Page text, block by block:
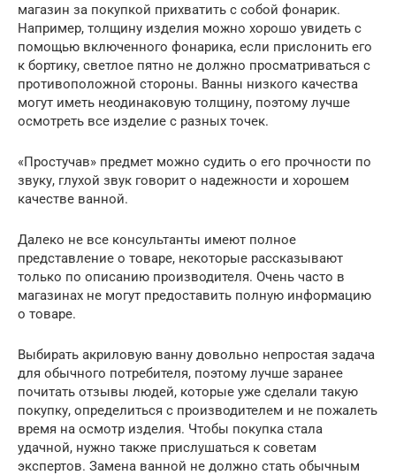
магазин за покупкой прихватить с собой фонарик.
Например, толщину изделия можно хорошо увидеть с
помощью включенного фонарика, если прислонить его
к бортику, светлое пятно не должно просматриваться с
противоположной стороны. Ванны низкого качества
могут иметь неодинаковую толщину, поэтому лучше
осмотреть все изделие с разных точек.
«Простучав» предмет можно судить о его прочности по
звуку, глухой звук говорит о надежности и хорошем
качестве ванной.
Далеко не все консультанты имеют полное
представление о товаре, некоторые рассказывают
только по описанию производителя. Очень часто в
магазинах не могут предоставить полную информацию
о товаре.
Выбирать акриловую ванну довольно непростая задача
для обычного потребителя, поэтому лучше заранее
почитать отзывы людей, которые уже сделали такую
покупку, определиться с производителем и не пожалеть
время на осмотр изделия. Чтобы покупка стала
удачной, нужно также прислушаться к советам
экспертов. Замена ванной не должно стать обычным